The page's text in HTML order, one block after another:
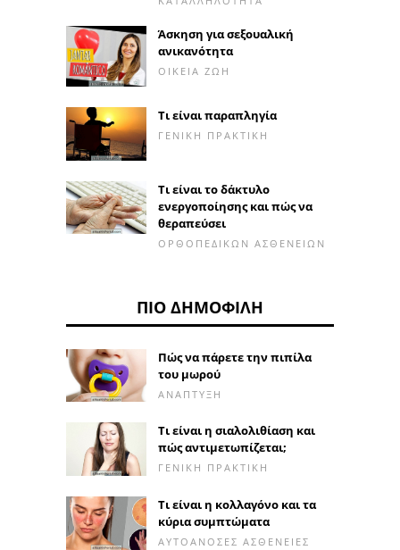
Άσκηση για σεξουαλική
ανικανότητα
ΟΙΚΕΊΑ ΖΩΉ
Τι είναι παραπληγία
ΓΕΝΙΚΉ ΠΡΑΚΤΙΚΉ
Τι είναι το δάκτυλο
ενεργοποίησης και πώς να
θεραπεύσει
ΟΡΘΟΠΕΔΙΚΏΝ ΑΣΘΕΝΕΙΏΝ
ΠΙΟ ΔΗΜΟΦΙΛΉ
Πώς να πάρετε την πιπίλα
του μωρού
ΑΝΆΠΤΥΞΗ
Τι είναι η σιαλολιθίαση και
πώς αντιμετωπίζεται;
ΓΕΝΙΚΉ ΠΡΑΚΤΙΚΉ
Τι είναι η κολλαγόνο και τα
κύρια συμπτώματα
ΑΥΤΟΆΝΟΣΕΣ ΑΣΘΈΝΕΙΕΣ